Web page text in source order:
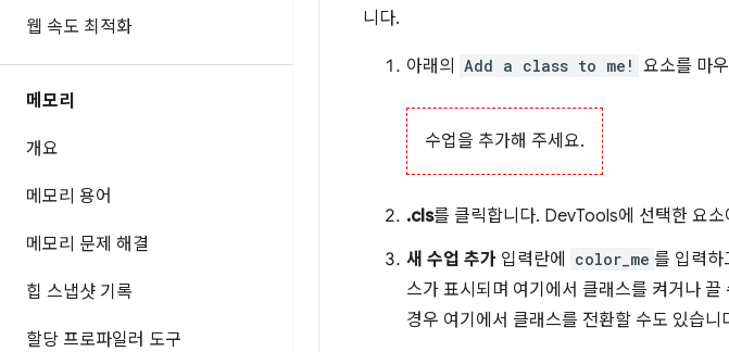
웹 속도 최적화
메모리
개요
메모리 용어
메모리 문제 해결
힙 스냅샷 기록
할당 프로파일러 도구
니다.
아래의 Add a class to me! 요소를 마
수업을 추가해 주세요.
.cls를 클릭합니다. DevTools에 선택한 요
새 수업 추가 입력란에 color_me 를 입력
스가 표시되며 여기에서 클래스를 켜거나 끌
경우 여기에서 클래스를 전환할 수도 있습니